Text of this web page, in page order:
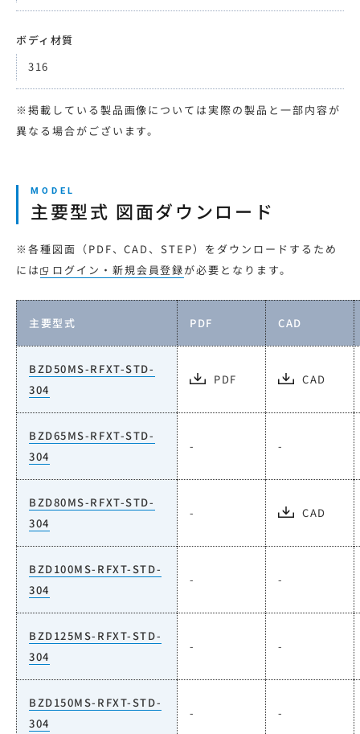
ボディ材質
316
※掲載している製品画像については実際の製品と一部内容が
異なる場合がございます。
主要型式 図面ダウンロード
※各種図面（PDF、CAD、STEP）をダウンロードするため
には
ログイン・新規会員登録が必要となります。
主要型式 PDF CAD
BZD50MS-RFXT-STD-
304
PDF CAD
BZD65MS-RFXT-STD-
304
- -
BZD80MS-RFXT-STD-
304
- CAD
BZD100MS-RFXT-STD-
304
- -
BZD125MS-RFXT-STD-
304
- -
BZD150MS-RFXT-STD-
304
- -